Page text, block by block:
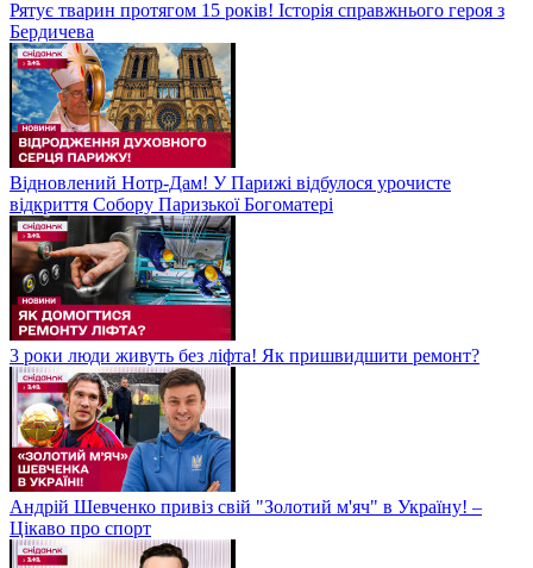
Рятує тварин протягом 15 років! Історія справжнього героя з
Бердичева
Відновлений Нотр-Дам! У Парижі відбулося урочисте
відкриття Собору Паризької Богоматері
3 роки люди живуть без ліфта! Як пришвидшити ремонт?
Андрій Шевченко привіз свій "Золотий м'яч" в Україну! –
Цікаво про спорт